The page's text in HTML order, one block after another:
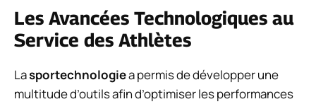
Les Avancées Technologiques au
Service des Athlètes
Lasportechnologiea permis de développer une
multitude d’outils afin d’optimiser les performances